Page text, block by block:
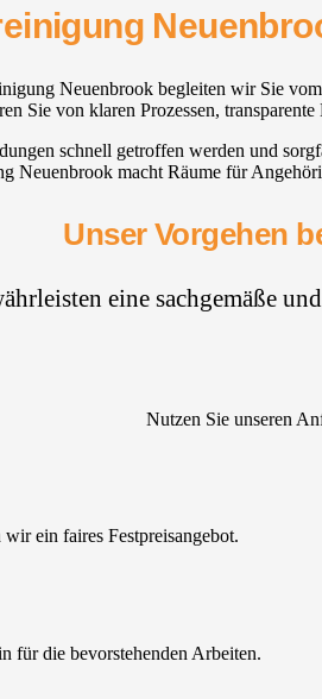
Neuenbrook begleiten wir Sie
Sie von klaren Prozessen,
schnell getroffen werden und
Neuenbrook macht Räume für
Unser Vorgehen
eine sachgemäße
Nutzen Sie unseren
ein faires Festpreisangebot.
für die bevorstehenden Arbeiten.